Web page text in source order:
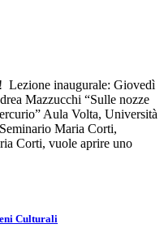
Lezione inaugurale: Giovedì
Mazzucchi “Sulle nozze
Aula Volta, Università
Maria Corti,
Corti, vuole aprire uno
Culturali